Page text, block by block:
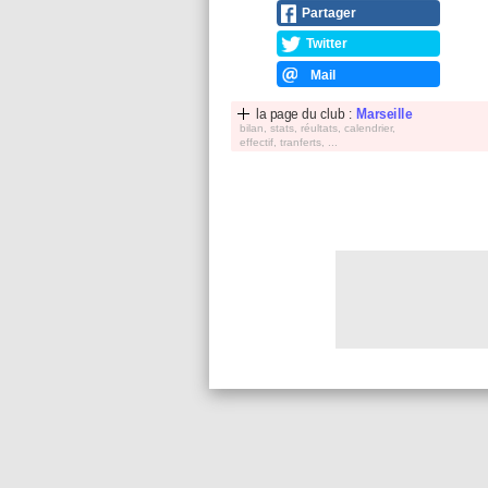
Partager
Twitter
Mail
la page du club : Marseille
bilan, stats, réultats, calendrier,
effectif, tranferts, ...